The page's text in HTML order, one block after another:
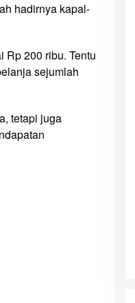
hadirnya kapal-
Rp 200 ribu. Tentu
sejumlah
tetapi juga